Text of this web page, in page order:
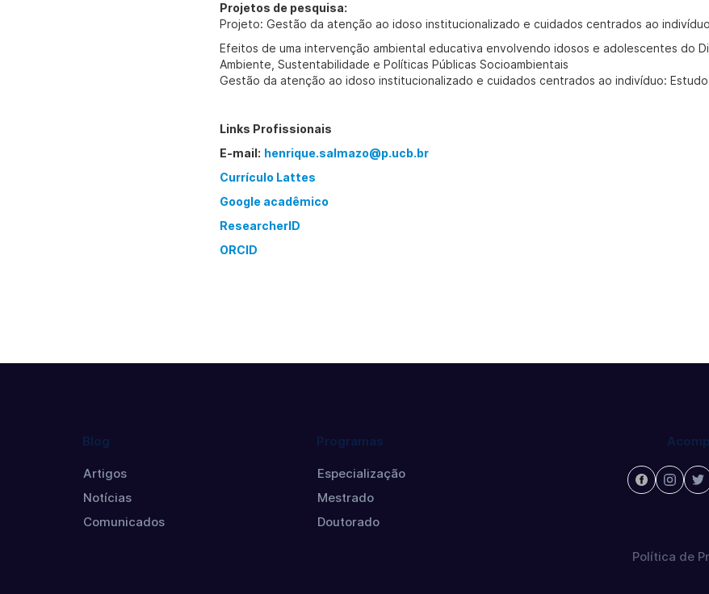
Projetos de pesquisa:
Projeto: Gestão da atenção ao idoso institucionalizado e cuidados centrados ao
Efeitos de uma intervenção ambiental educativa envolvendo idosos e adolescentes do
Ambiente, Sustentabilidade e Políticas Públicas Socioambientais
Gestão da atenção ao idoso institucionalizado e cuidados centrados ao indivíduo:
Links Profissionais
E-mail: henrique.salmazo@p.ucb.br
Currículo Lattes
Google acadêmico
ResearcherID
ORCID
Blog
Artigos
Notícias
Comunicados
Programas
Especialização
Mestrado
Doutorado
Política de